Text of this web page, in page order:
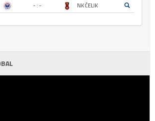
- : - NK ČELIK